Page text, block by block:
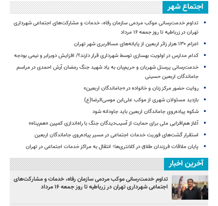
اجتماع شهر
تداوم خدمت‌رسانی موکب مردمی سازمان رفاه، خدمات و مشارکت‌های اجتماعی شهرداری
تهران در زرباطیه تا روز جمعه ۱۶ مرداد
اعزام ۱۳۰ هزار زائر اربعین از پایانه‌های مسافربری شهر تهران
کدام مدارس در اولویت بهسازی توسط شهرداری قرار دارند؟/ افزایش دوبرابر و نیمی بودجه
خدمت‌رسانی پرسنل شهربان و حریم‌بان به یاد شهید جنگ رمضان آرش احمدی در مراسم
جاماندگان اربعین حسینی
روایت حضور مرکز زنان و خانواده در «جاماندگان اربعین»
بازدید مسئولان شهری از موکب علی‌ابن موسی‌الرضا(ع)
شکوه پیاده‌روی جاماندگان اربعین باید جاودانه شود
آغاز هم‌افزایی ملی برای حمایت از آسیب‌دیدگان جنگ با راه‌اندازی کمپین «هم‌پناه»
استقرار گشت‌های فوریت خدمات اجتماعی در مسیر پیاده‌روی جاماندگان اربعین
پایان ملاقات فرزندان طلاق در کلانتری‌ها؛ انتقال به مراکز خدمات اجتماعی در تهران
آخرین اخبار
تداوم خدمت‌رسانی موکب مردمی سازمان رفاه، خدمات و مشارکت‌های
اجتماعی شهرداری تهران در زرباطیه تا روز جمعه ۱۶ مرداد